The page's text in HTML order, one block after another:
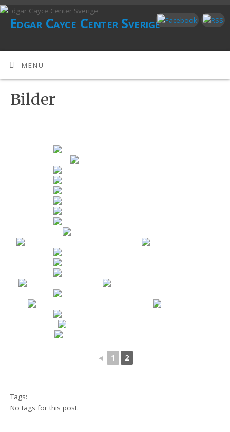
Edgar Cayce Center Sverige
MENU
Bilder
◄ 1 2
Tags:
No tags for this post.